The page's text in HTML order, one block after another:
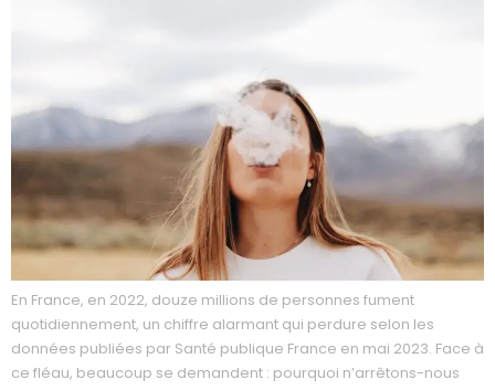
En France, en 2022, douze millions de personnes fument
quotidiennement, un chiffre alarmant qui perdure selon les
données publiées par Santé publique France en mai 2023. Face à
ce fléau, beaucoup se demandent : pourquoi n’arrêtons-nous